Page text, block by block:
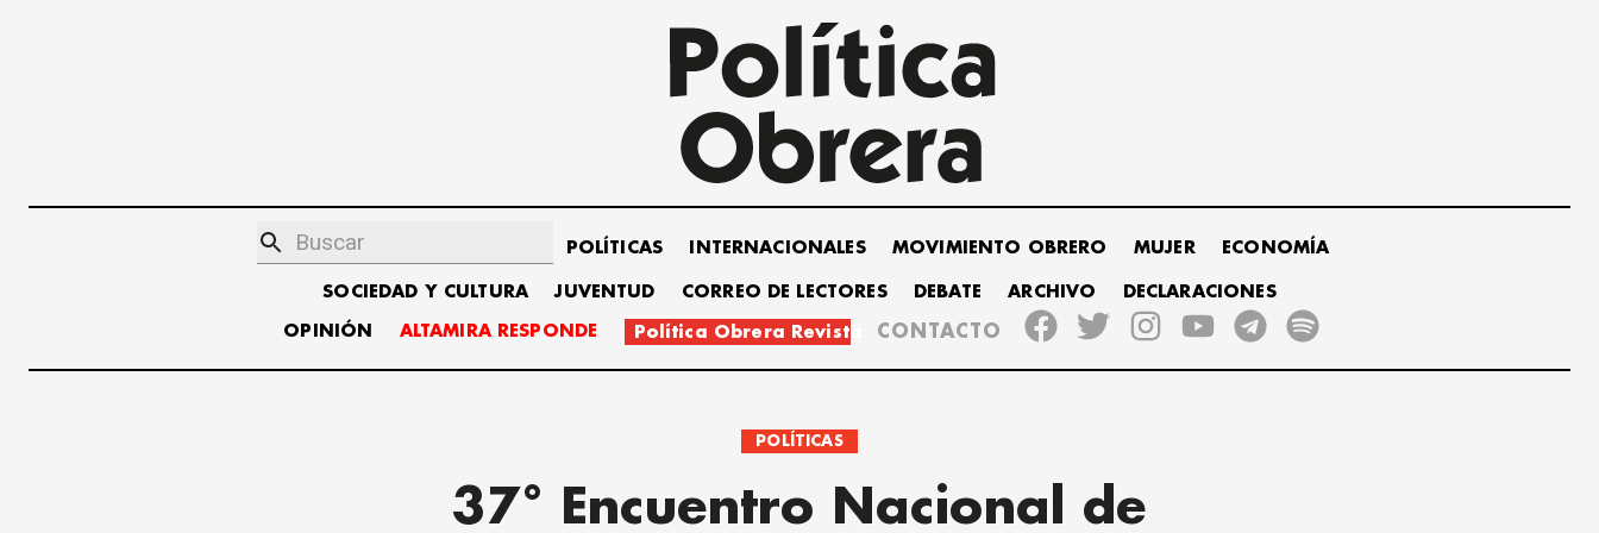
POLÍTICAS INTERNACIONALES MOVIMIENTO OBRERO MUJER ECONOMÍA
SOCIEDAD Y CULTURA JUVENTUD CORREO DE LECTORES DEBATE ARCHIVO DECLARACIONES
OPINIÓN ALTAMIRA RESPONDE Política Obrera Revista CONTACTO
POLÍTICAS
37° Encuentro Nacional de